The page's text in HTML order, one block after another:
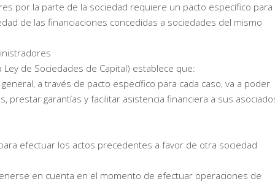
por la parte de la sociedad requiere un pacto específico para
de las financiaciones concedidas a sociedades del mismo
de Sociedades de Capital) establece que:
a través de pacto específico para cada caso, va a poder
garantías y facilitar asistencia financiera a sus
efectuar los actos precedentes a favor de otra sociedad
en cuenta en el momento de efectuar operaciones de